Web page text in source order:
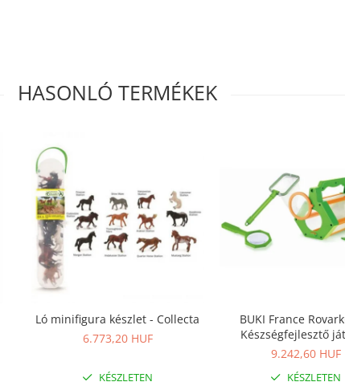
HASONLÓ TERMÉKEK
Ló minifigura készlet - Collecta
6.773,20 HUF
KÉSZLETEN
BUKI France
Készségfejlesztő
kísérlet
9.242,60 HUF
KÉSZLETEN